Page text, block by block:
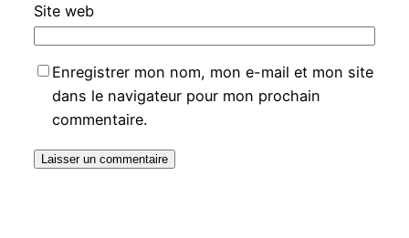
Site web
Enregistrer mon nom, mon e-mail et mon site
dans le navigateur pour mon prochain
commentaire.